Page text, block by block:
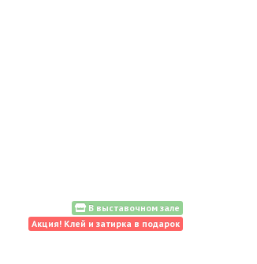
В выставочном зале
Акция! Клей и затирка в подарок